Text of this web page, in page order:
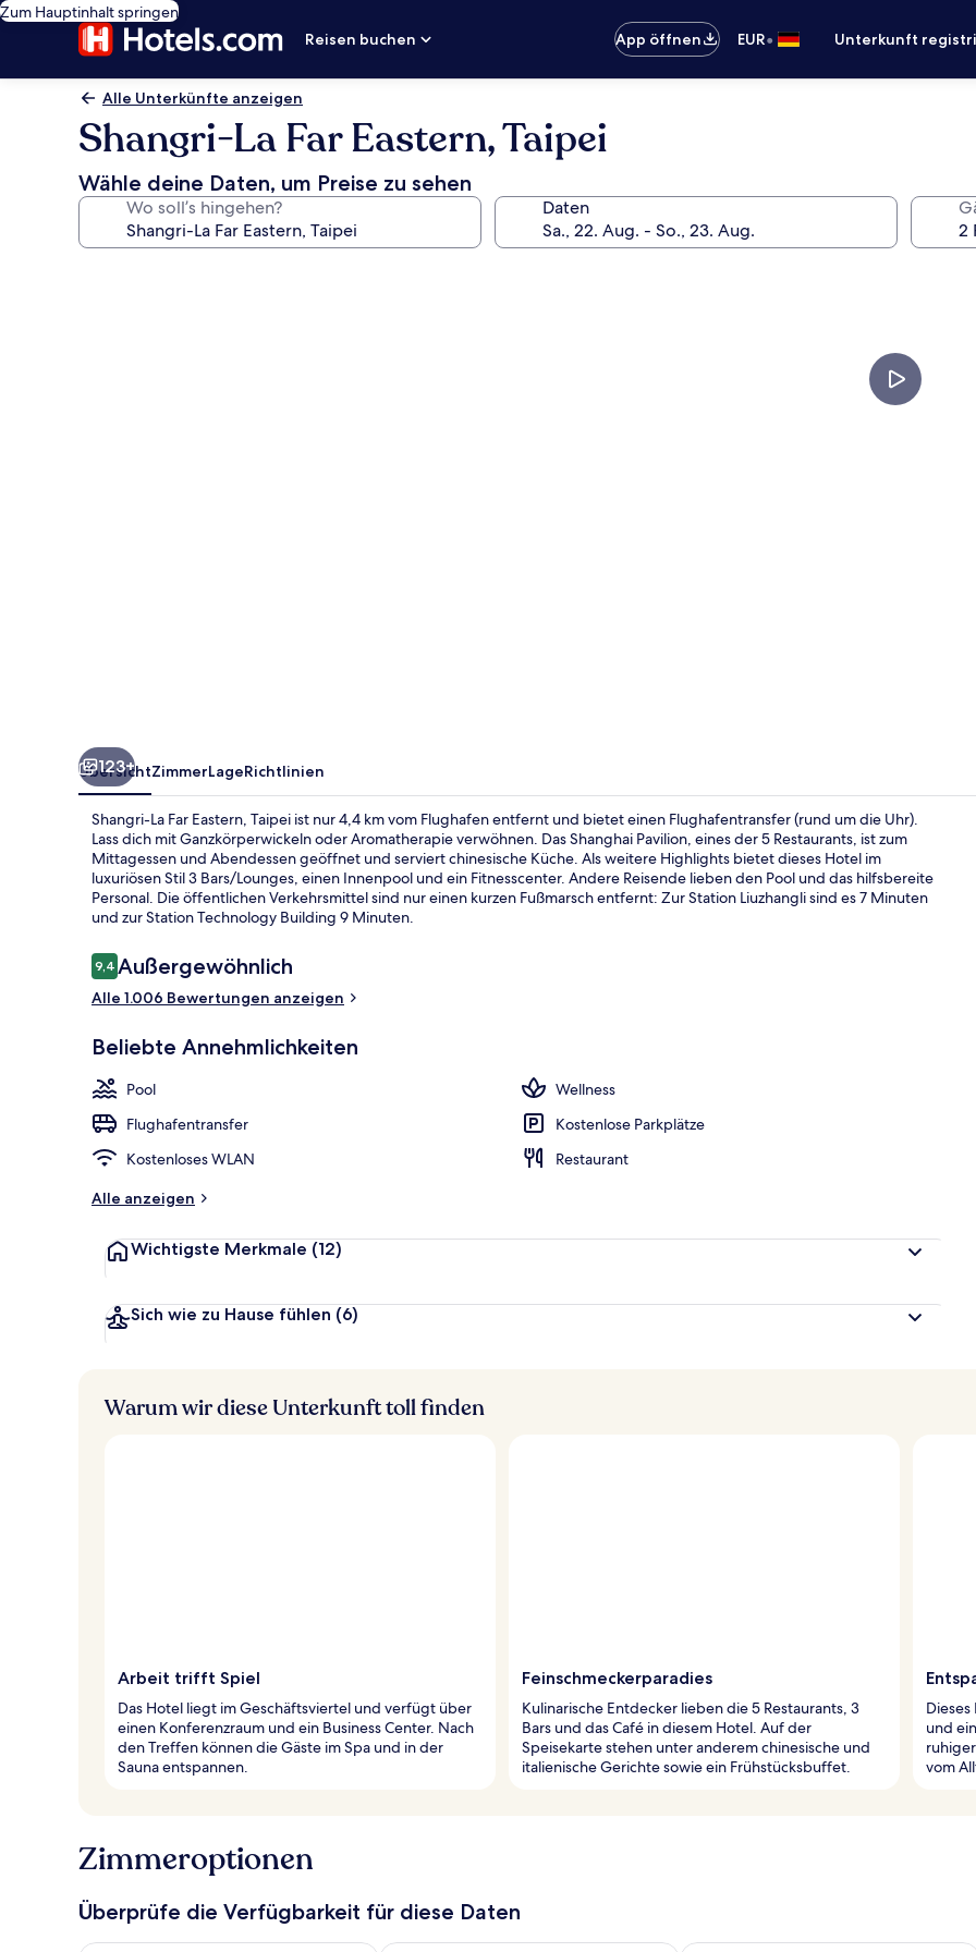
Zum Hauptinhalt springen
Reisen buchen
App öffnen EUR• Unterkunft
Alle Unterkünfte anzeigen
Shangri-La Far Eastern, Taipei
Wähle deine Daten, um Preise zu sehen
Wo soll’s hingehen? Daten
3 Bars/
123+
ÜbersichtZimmerLageRichtlinien
Shangri-La Far Eastern, Taipei ist nur 4,4 km vom Flughafen entfernt und bietet einen Flughafentransfer (rund um die Uhr).
Lass dich mit Ganzkörperwickeln oder Aromatherapie verwöhnen. Das Shanghai Pavilion, eines der 5 Restaurants, ist zum
Mittagessen und Abendessen geöffnet und serviert chinesische Küche. Als weitere Highlights bietet dieses Hotel im
luxuriösen Stil 3 Bars/Lounges, einen Innenpool und ein Fitnesscenter. Andere Reisende lieben den Pool und das hilfsbereite
Personal. Die öffentlichen Verkehrsmittel sind nur einen kurzen Fußmarsch entfernt: Zur Station Liuzhangli sind es 7 Minuten
und zur Station Technology Building 9 Minuten.
Bewertungen
9,49,4 von 10.
Außergewöhnlich
Alle 1.006 Bewertungen anzeigen
Beliebte Annehmlichkeiten
Pool
Wellness
Flughafentransfer
Kostenlose Parkplätze
Kostenloses WLAN
Restaurant
Alle anzeigen
Wichtigste Merkmale (12)
Sich wie zu Hause fühlen (6)
Warum wir diese Unterkunft toll finden
Arbeit trifft Spiel
Das Hotel liegt im Geschäftsviertel und verfügt über
einen Konferenzraum und ein Business Center. Nach
den Treffen können die Gäste im Spa und in der
Sauna entspannen.
Feinschmeckerparadies
Kulinarische Entdecker lieben die 5 Restaurants, 3
Bars und das Café in diesem Hotel. Auf der
Speisekarte stehen unter anderem chinesische und
italienische Gerichte sowie ein Frühstücksbuffet.
und
vom
Zimmeroptionen
Überprüfe die Verfügbarkeit für diese Daten